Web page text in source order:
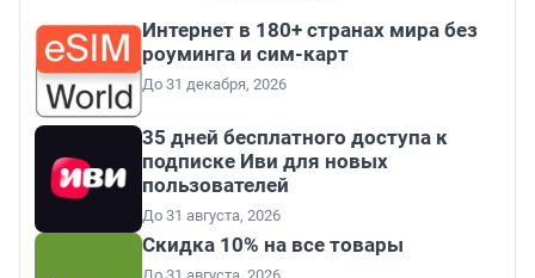
Интернет в 180+ странах мира без
роуминга и сим-карт
До 31 декабря, 2026
35 дней бесплатного доступа к
подписке Иви для новых
пользователей
До 31 августа, 2026
Скидка 10% на все товары